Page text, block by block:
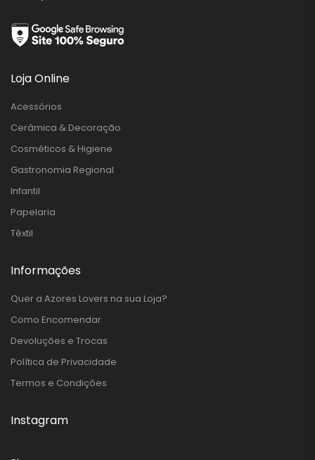
Loja Online
Acessórios
Cerâmica & Decoração
Cosméticos & Higiene
Gastronomia Regional
Infantil
Papelaria
Têxtil
Informações
Quer a Azores Lovers na sua Loja?
Como Encomendar
Devoluções e Trocas
Política de Privacidade
Termos e Condições
Instagram